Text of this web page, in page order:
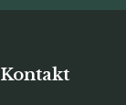
Kontakt